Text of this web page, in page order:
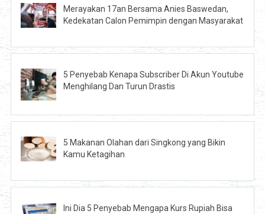
Merayakan 17an Bersama Anies Baswedan,
Kedekatan Calon Pemimpin dengan Masyarakat
5 Penyebab Kenapa Subscriber Di Akun Youtube
Menghilang Dan Turun Drastis
5 Makanan Olahan dari Singkong yang Bikin
Kamu Ketagihan
Ini Dia 5 Penyebab Mengapa Kurs Rupiah Bisa